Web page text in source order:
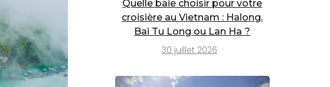
Quelle baie choisir pour votre
croisière au Vietnam : Halong,
Bai Tu Long ou Lan Ha ?
30 juillet 2026